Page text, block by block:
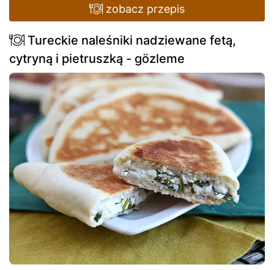
zobacz przepis
Tureckie naleśniki nadziewane fetą,
cytryną i pietruszką - gözleme